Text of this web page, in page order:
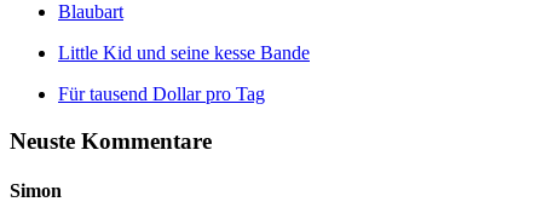
Blaubart
Little Kid und seine kesse Bande
Für tausend Dollar pro Tag
Neuste Kommentare
Simon